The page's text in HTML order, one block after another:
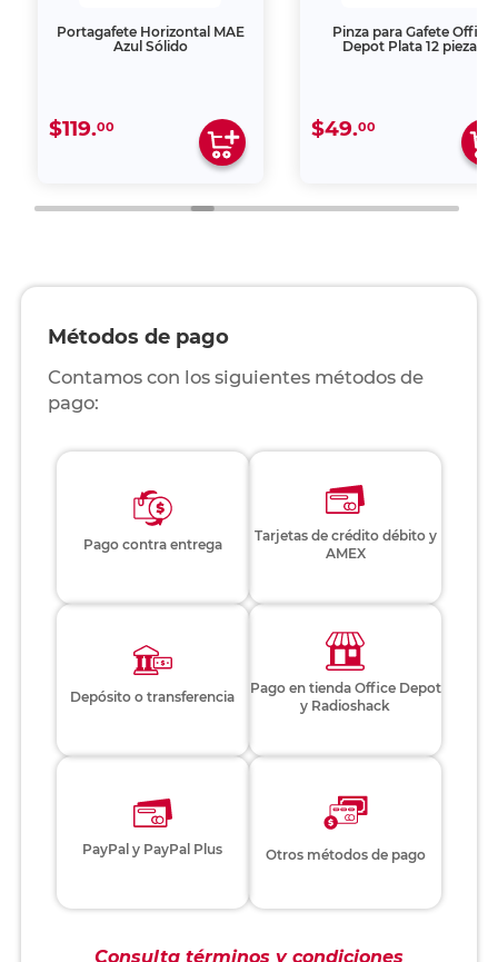
Portagafete Horizontal MAE
Azul Sólido
$119.00
Pinza para Gafete Office
Depot Plata 12 piezas
$49.00
Métodos de pago
Contamos con los siguientes métodos de
pago:
Pago contra entrega
Tarjetas de crédito débito y
AMEX
Depósito o transferencia
Pago en tienda Office Depot
y Radioshack
PayPal y PayPal Plus Otros métodos de pago
Consulta términos y condiciones